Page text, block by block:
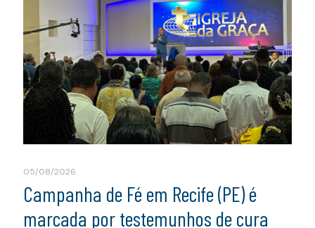
05/08/2026
Campanha de Fé em Recife (PE) é
marcada por testemunhos de cura